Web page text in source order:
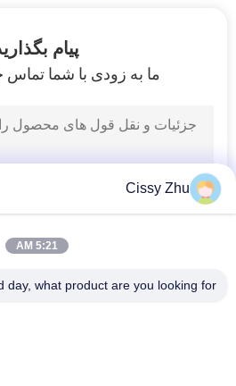
نکات کاربید
کاربید تنگستن
سفارشی
18
پیام
ما به زودی با شما
Cissy Zhu
5:21 AM
day, what product are you looking for?